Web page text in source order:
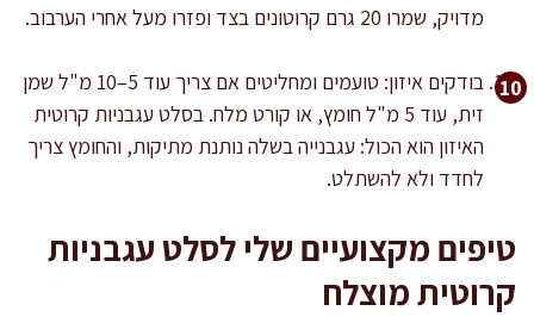
מדויק, שמרו 20 גרם קרוטונים בצד ופזרו מעל אחרי הערבוב.
בודקים איזון: טועמים ומחליטים אם צריך עוד 5–10 מ"ל שמן
זית, עוד 5 מ"ל חומץ, או קורט מלח. בסלט עגבניות קרוטית
האיזון הוא הכול: עגבנייה בשלה נותנת מתיקות, והחומץ צריך
לחדד ולא להשתלט.
טיפים מקצועיים שלי לסלט עגבניות
קרוטית מוצלח